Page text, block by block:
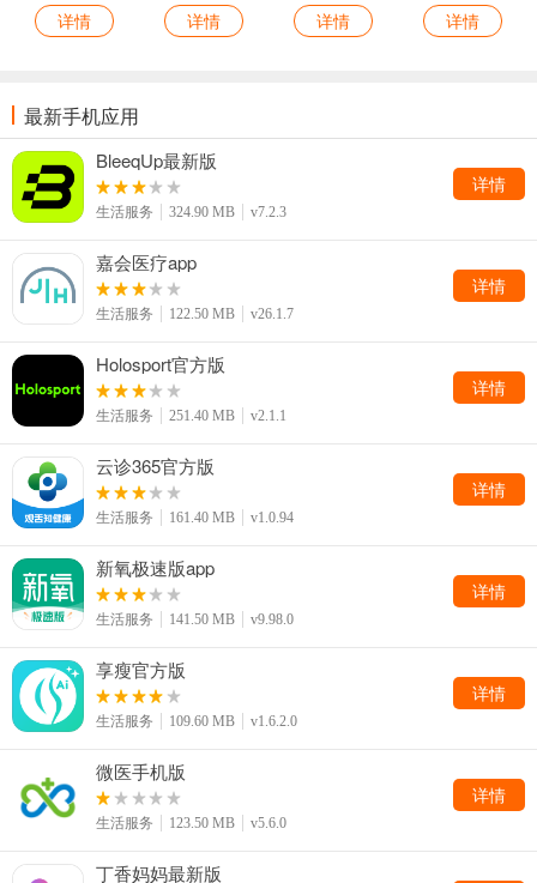
详情
详情
详情
详情
最新手机应用
BleeqUp最新版
生活服务 324.90 MB v7.2.3
详情
嘉会医疗app
生活服务 122.50 MB v26.1.7
详情
Holosport官方版
生活服务 251.40 MB v2.1.1
详情
云诊365官方版
生活服务 161.40 MB v1.0.94
详情
新氧极速版app
生活服务 141.50 MB v9.98.0
详情
享瘦官方版
生活服务 109.60 MB v1.6.2.0
详情
微医手机版
生活服务 123.50 MB v5.6.0
详情
丁香妈妈最新版